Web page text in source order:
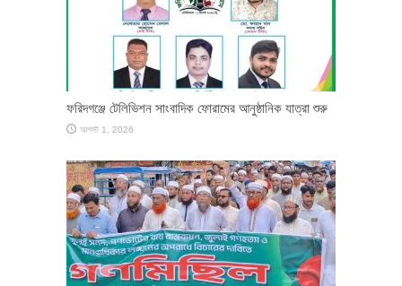
ফরিদগঞ্জে টেলিভিশন সাংবাদিক ফোরামের আনুষ্ঠানিক যাত্রা শুরু
আগস্ট 1, 2026